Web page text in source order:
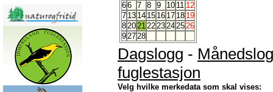
66 7 8 9 10 11 12
7 13 14 15 16 17 18 19
820212223242526
92728
Dagslogg -
fuglestasjon
Velg hvilke merkedata som skal vises: